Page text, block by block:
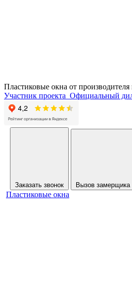
Пластиковые окна от производителя
Участник проекта Официальный
Заказать звонок Вызов замерщика
Пластиковые окна